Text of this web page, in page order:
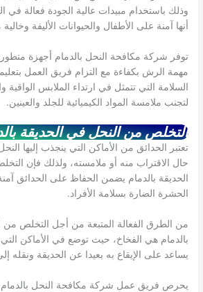
وذلك باستخدام مبيدات عالية الجودة فعالة في
أنها آمنة على الأطفال والحيوانات الأليفة
توفر شركة مكافحة النحل بالدمام أجهزة
مهمة الرش بكفاءة مع التزام فريق العمل
السلامة التي تتمثل في ارتداء الملابس الواقية
لتجنب ملامسة المواد الكيميائية للجلد والعينين.
التخلص من النحل في الحديقة
تعتبر الحدائق من الأماكن التي ينجذب إليها
حال الاقتراب منه أو ملامسته، ولذلك فإن
الحديقة بالدمام يضمن الحفاظ على الحدائق
الحشرة الضارة بسلامة الأفراد.
من الطرق الفعالة المتبعة من أجل التخلص من
بالدمام هي الفخاخ، حيث توضع في الأماكن التي
يساعد على الإيقاع به بعيدا عن الحديقة ونقله
يحرص فريق عمل شركة مكافحة النحل بالدمام